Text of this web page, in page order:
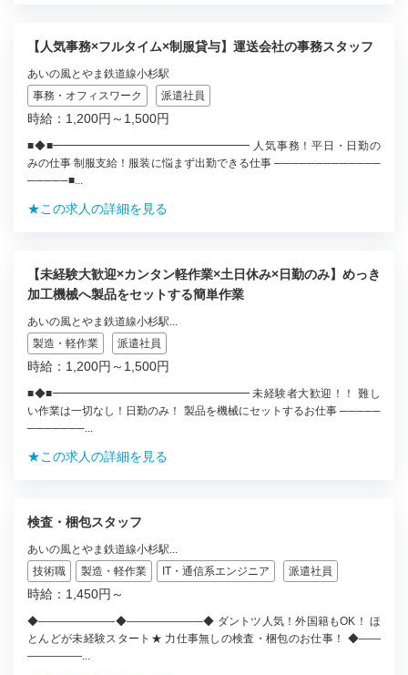
【人気事務×フルタイム×制服貸与】運送会社の事務スタッフ
あいの風とやま鉄道線小杉駅
事務・オフィスワーク
派遣社員
時給：1,200円～1,500円
■◆■━━━━━━━━━━━━━━━━━━ 人気事務！平日・日勤の
みの仕事 制服支給！服装に悩まず出勤できる仕事 ─────────────
─────■...
★この求人の詳細を見る
【未経験大歓迎×カンタン軽作業×土日休み×日勤のみ】めっき
加工機械へ製品をセットする簡単作業
あいの風とやま鉄道線小杉駅...
製造・軽作業
派遣社員
時給：1,200円～1,500円
■◆■━━━━━━━━━━━━━━━━━━ 未経験者大歓迎！！ 難し
い作業は一切なし！日勤のみ！ 製品を機械にセットするお仕事 ─────
───────...
★この求人の詳細を見る
検査・梱包スタッフ
あいの風とやま鉄道線小杉駅...
技術職
製造・軽作業 IT・通信系エンジニア 派遣社員
時給：1,450円～
◆―――――――◆―――――――◆ ダントツ人気！外国籍もOK！ ほ
とんどが未経験スタート★ 力仕事無しの検査・梱包のお仕事！ ◆――
―――――...